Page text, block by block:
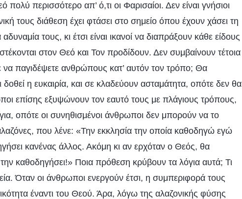
πολύ περισσότερο απ’ ό,τι οι Φαρισαίοι. Δεν είναι γνήσιοι
τους διάθεση έχει φτάσει στο σημείο όπου έχουν χάσει τη
τους, κι έτσι είναι ικανοί να διαπράξουν κάθε είδους
στον Θεό και Τον προδίδουν. Δεν συμβαίνουν τέτοια
παγιδέψετε ανθρώπους κατ’ αυτόν τον τρόπο; Θα
η ευκαιρία, και σε κλαδεύουν ασταμάτητα, οπότε δεν θα
επίσης εξυψώνουν τον εαυτό τους με πλάγιους τρόπους,
οπότε οι συνηθισμένοι άνθρωποι δεν μπορούν να το
που λένε: «Την εκκλησία την οποία καθοδηγώ εγώ
κανένας άλλος. Ακόμη κι αν ερχόταν ο Θεός, θα
την καθοδηγήσει!» Ποια πρόθεση κρύβουν τα λόγια αυτά; Τι
Όταν οι άνθρωποι ενεργούν έτσι, η συμπεριφορά τους
έναντι του Θεού. Άρα, λόγω της αλαζονικής φύσης